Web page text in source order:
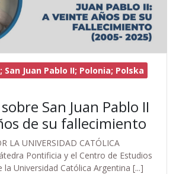
San Juan Pablo II; Polonia; Polska
San Juan Pablo II
de su fallecimiento
LA UNIVERSIDAD CATÓLICA
Pontificia y el Centro de Estudios
la Universidad Católica Argentina [...]